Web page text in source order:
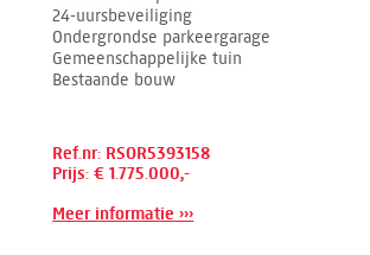
24-uursbeveiliging
Ondergrondse parkeergarage
Gemeenschappelijke tuin
Bestaande bouw
Ref.nr: RSOR5393158
Prijs: € 1.775.000,-
Meer informatie ›››